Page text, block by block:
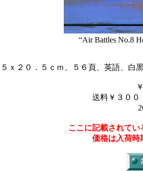
“Air Battles No.8
５ｘ２０．５ｃｍ、５６頁、英語、白
送料￥３００
ここに記載されて
価格は入荷時